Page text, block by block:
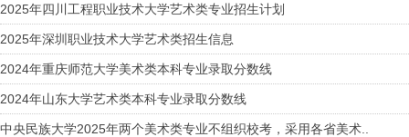
2025年四川工程职业技术大学艺术类专业招生计划
2025年深圳职业技术大学艺术类招生信息
2024年重庆师范大学美术类本科专业录取分数线
2024年山东大学艺术类本科专业录取分数线
中央民族大学2025年两个美术类专业不组织校考，采用各省美术..